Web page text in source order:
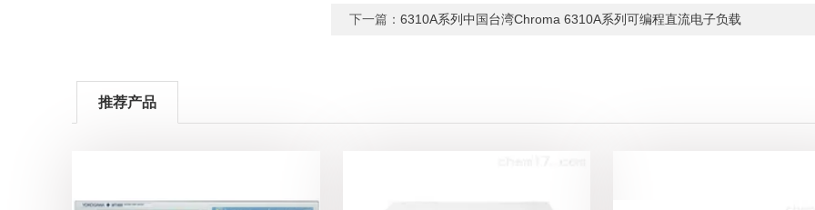
下一篇： 6310A系列中国台湾Chroma 6310A系列可编程直流电子负载
推荐产品